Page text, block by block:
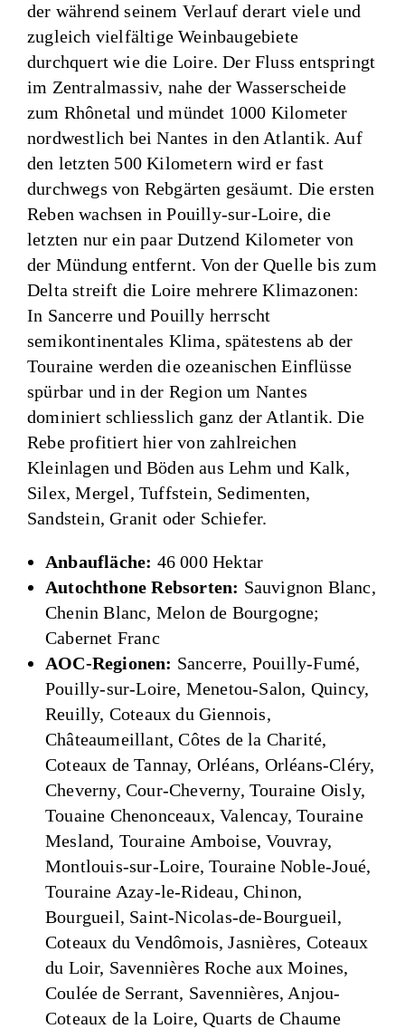
der während seinem Verlauf derart viele und
zugleich vielfältige Weinbaugebiete
durchquert wie die Loire. Der Fluss entspringt
im Zentralmassiv, nahe der Wasserscheide
zum Rhônetal und mündet 1000 Kilometer
nordwestlich bei Nantes in den Atlantik. Auf
den letzten 500 Kilometern wird er fast
durchwegs von Rebgärten gesäumt. Die ersten
Reben wachsen in Pouilly-sur-Loire, die
letzten nur ein paar Dutzend Kilometer von
der Mündung entfernt. Von der Quelle bis zum
Delta streift die Loire mehrere Klimazonen:
In Sancerre und Pouilly herrscht
semikontinentales Klima, spätestens ab der
Touraine werden die ozeanischen Einflüsse
spürbar und in der Region um Nantes
dominiert schliesslich ganz der Atlantik. Die
Rebe profitiert hier von zahlreichen
Kleinlagen und Böden aus Lehm und Kalk,
Silex, Mergel, Tuffstein, Sedimenten,
Sandstein, Granit oder Schiefer.
Anbaufläche: 46 000 Hektar
Autochthone Rebsorten: Sauvignon Blanc,
Chenin Blanc, Melon de Bourgogne;
Cabernet Franc
AOC-Regionen: Sancerre, Pouilly-Fumé,
Pouilly-sur-Loire, Menetou-Salon, Quincy,
Reuilly, Coteaux du Giennois,
Châteaumeillant, Côtes de la Charité,
Coteaux de Tannay, Orléans, Orléans-Cléry,
Cheverny, Cour-Cheverny, Touraine Oisly,
Touaine Chenonceaux, Valencay, Touraine
Mesland, Touraine Amboise, Vouvray,
Montlouis-sur-Loire, Touraine Noble-Joué,
Touraine Azay-le-Rideau, Chinon,
Bourgueil, Saint-Nicolas-de-Bourgueil,
Coteaux du Vendômois, Jasnières, Coteaux
du Loir, Savennières Roche aux Moines,
Coulée de Serrant, Savennières, Anjou-
Coteaux de la Loire, Quarts de Chaume